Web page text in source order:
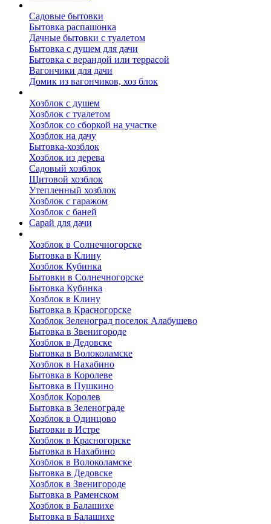
Садовые бытовки
Бытовка распашонка
Дачные бытовки с туалетом
Бытовка с душем для дачи
Бытовка с верандой или террасой
Вагончики для дачи
Домик из вагончиков, хоз блок
Хозблок с душем
Хозблок с туалетом
Хозблок со сборкой на участке
Хозблок на дачу
Бытовка-хозблок
Хозблок из дерева
Садовый хозблок
Щитовой хозблок
Утепленный хозблок
Хозблок с гаражом
Хозблок с баней
Сарай для дачи
Хозблок в Солнечногорске
Бытовка в Клину
Хозблок Кубинка
Бытовки в Солнечногорске
Бытовка Кубинка
Хозблок в Клину
Бытовка в Красногорске
Хозблок Зеленоград поселок Алабушево
Бытовка в Звенигороде
Хозблок в Дедовске
Бытовка в Волоколамске
Хозблок в Нахабино
Бытовка в Королеве
Бытовкa в Пушкино
Хозблок Королев
Бытовка в Зеленограде
Хозблок в Одинцово
Бытовки в Истре
Хозблок в Красногорске
Бытовка в Нахабино
Хозблок в Волоколамске
Бытовкa в Дедовске
Хозблок в Звенигороде
Бытовка в Раменском
Хозблок в Балашихе
Бытовкa в Балашихе